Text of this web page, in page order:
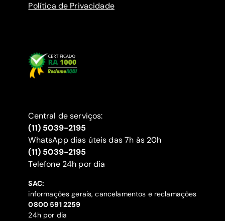
Política de Privacidade
Central de serviços:
(11) 5039-2195
WhatsApp dias úteis das 7h às 20h
(11) 5039-2195
‍Telefone 24h por dia
SAC:
informações gerais, cancelamentos e reclamações
‍0800 591 2259
24h por dia